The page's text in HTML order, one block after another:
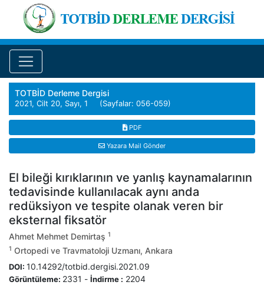
TOTBİD Derleme Dergisi
2021, Cilt 20, Sayı, 1 (Sayfalar: 056-059)
PDF
Yazara Mail Gönder
El bileği kırıklarının ve yanlış kaynamalarının
tedavisinde kullanılacak aynı anda
redüksiyon ve tespite olanak veren bir
eksternal fiksatör
Ahmet Mehmet Demirtaş 1
1 Ortopedi ve Travmatoloji Uzmanı, Ankara
DOI: 10.14292/totbid.dergisi.2021.09
Görüntüleme: 2331 - İndirme : 2204